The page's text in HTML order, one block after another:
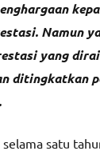
Namun
yang
ditingkatkan
satu